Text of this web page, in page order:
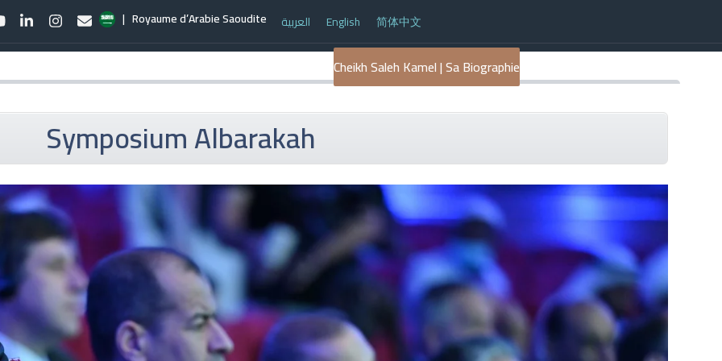
LinkedInInstagram
Email | Royaume d’Arabie Saoudite العربية English 简体中文
Cheikh Saleh Kamel | Sa Biographie
Symposium Albarakah